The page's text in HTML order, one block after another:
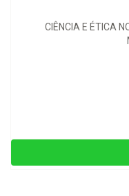
CIÊNCIA E ÉTICA